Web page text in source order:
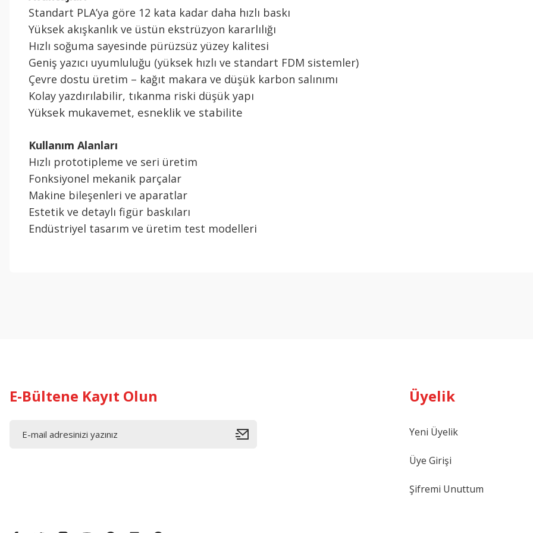
Standart PLA’ya göre 12 kata kadar daha hızlı baskı
Yüksek akışkanlık ve üstün ekstrüzyon kararlılığı
Hızlı soğuma sayesinde pürüzsüz yüzey kalitesi
Geniş yazıcı uyumluluğu (yüksek hızlı ve standart FDM sistemler)
Çevre dostu üretim – kağıt makara ve düşük karbon salınımı
Kolay yazdırılabilir, tıkanma riski düşük yapı
Yüksek mukavemet, esneklik ve stabilite
Kullanım Alanları
Hızlı prototipleme ve seri üretim
Fonksiyonel mekanik parçalar
Makine bileşenleri ve aparatlar
Estetik ve detaylı figür baskıları
Endüstriyel tasarım ve üretim test modelleri
E-Bültene Kayıt Olun Üyelik
Yeni Üyelik
Üye Girişi
Şifremi Unuttum